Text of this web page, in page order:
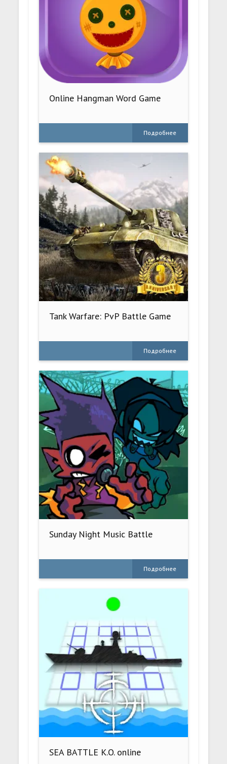
Online Hangman Word Game
Подробнее
Tank Warfare: PvP Battle Game
Подробнее
Sunday Night Music Battle
Подробнее
SEA BATTLE K.O. online